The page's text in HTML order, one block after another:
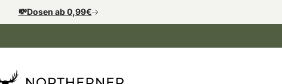
💸Dosen ab 0,99€